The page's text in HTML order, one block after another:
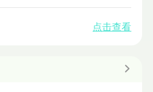
点击查看